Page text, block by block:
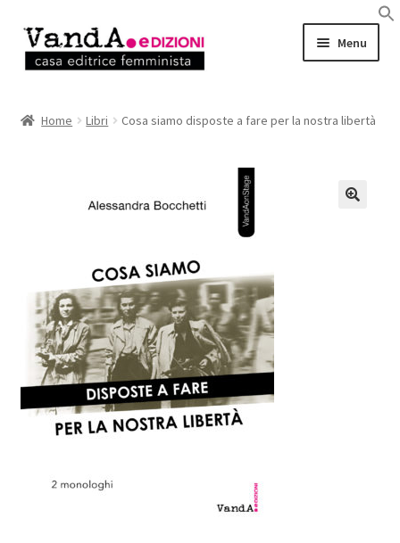
Vai
alla
Vai
al
Menu
RASSEGNA STAMPA
CHI SIAMO
Home Libri Cosa siamo disposte a fare per la nostra libertà